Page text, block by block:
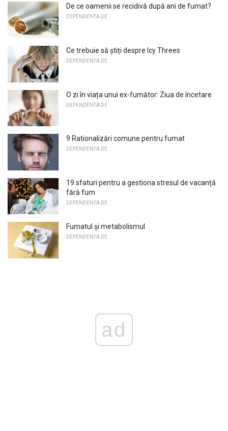
De ce oamenii se recidivă după ani de fumat?
DEPENDENTA DE
Ce trebuie să știți despre Icy Threes
DEPENDENTA DE
O zi în viața unui ex-fumător: Ziua de încetare
DEPENDENTA DE
9 Rationalizări comune pentru fumat
DEPENDENTA DE
19 sfaturi pentru a gestiona stresul de vacanță
fără fum
DEPENDENTA DE
Fumatul și metabolismul
DEPENDENTA DE
ad